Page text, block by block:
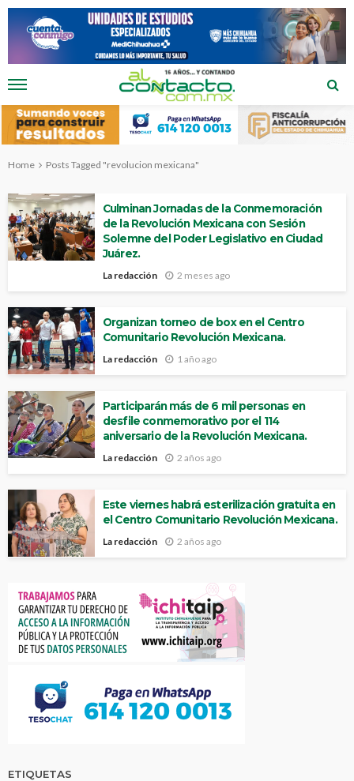
Home Posts Tagged "revolucion mexicana"
Culminan Jornadas de la Conmemoración
de la Revolución Mexicana con Sesión
Solemne del Poder Legislativo en Ciudad
Juárez.
La redacción 2 meses ago
Organizan torneo de box en el Centro
Comunitario Revolución Mexicana.
La redacción 1 año ago
Participarán más de 6 mil personas en
desfile conmemorativo por el 114
aniversario de la Revolución Mexicana.
La redacción 2 años ago
Este viernes habrá esterilización gratuita en
el Centro Comunitario Revolución Mexicana.
La redacción 2 años ago
ETIQUETAS